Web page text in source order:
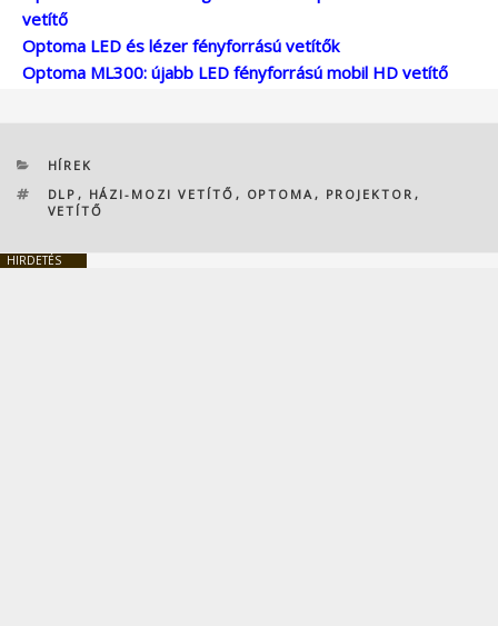
vetítő
Optoma LED és lézer fényforrású vetítők
Optoma ML300: újabb LED fényforrású mobil HD vetítő
KATEGÓRIÁK
HÍREK
CÍMKÉK
DLP , HÁZI-MOZI VETÍTŐ , OPTOMA , PROJEKTOR ,
VETÍTŐ
HIRDETÉS